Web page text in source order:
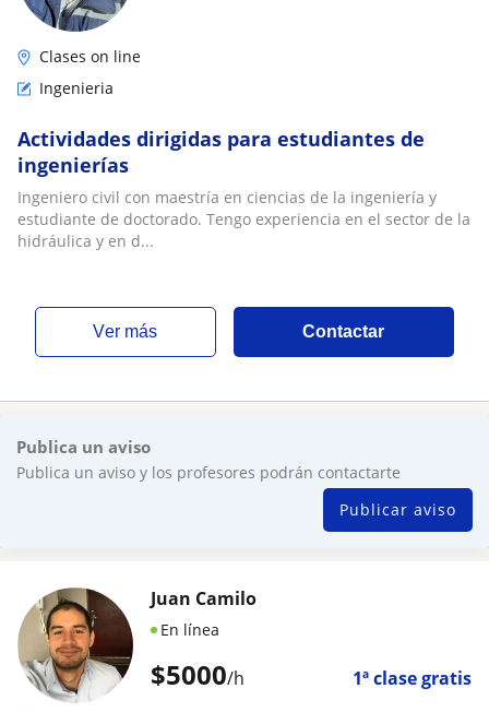
Clases on line
Ingenieria
Actividades dirigidas para estudiantes de
ingenierías
Ingeniero civil con maestría en ciencias de la ingeniería y
estudiante de doctorado. Tengo experiencia en el sector de la
hidráulica y en d...
ver más Contactar
Publica un aviso
Publica un aviso y los profesores podrán contactarte
Publicar aviso
$5000/h 1ª clase gratis
Juan Camilo
En línea